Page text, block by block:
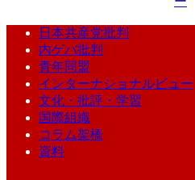
日本共産党批判
内ゲバ批判
青年同盟
インターナショナルビュー
文化・批評・学習
国際組織
コラム架橋
資料